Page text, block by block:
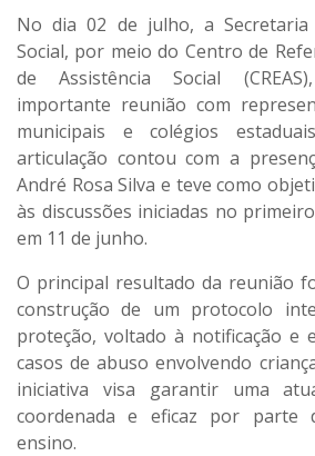
No dia 02 de julho, a Secretaria
Social, por meio do Centro de
de Assistência Social
importante reunião com
municipais e colégios
articulação contou com a
André Rosa Silva e teve como
às discussões iniciadas no
em 11 de junho.
O principal resultado da reunião
construção de um protocolo
proteção, voltado à notificação e
casos de abuso envolvendo
iniciativa visa garantir uma
coordenada e eficaz por parte
ensino.